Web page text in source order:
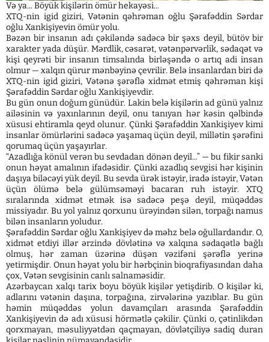
Və ya... Böyük kişilərin ömür hekayəsi...
XTQ-nin igid giziri, Vətənin qəhrəman oğlu Şərafəddin Sərdar
oğlu Xankişiyevin ömür yolu.
Bəzən bir insanın adı çəkiləndə sadəcə bir şəxs deyil, bütöv bir
xarakter yada düşür. Mərdlik, cəsarət, vətənpərvərlik, sədaqət və
kişi qeyrəti bir insanın timsalında birləşəndə o artıq adi insan
olmur — xalqın qürur mənbəyinə çevrilir. Belə insanlardan biri də
XTQ-nin igid giziri, Vətənə şərəflə xidmət etmiş qəhrəman kişi
Şərafəddin Sərdar oğlu Xankişiyevdir.
Bu gün onun doğum günüdür. Lakin belə kişilərin ad günü yalnız
ailəsinin və yaxınlarının deyil, onu tanıyan hər kəsin qəlbində
xüsusi ehtiramla qeyd olunur. Çünki Şərafəddin Xankişiyev kimi
insanlar ömürlərini sadəcə yaşamaq üçün deyil, millətin şərəfini
qorumaq üçün yaşayırlar.
“Azadlığa könül verən bu sevdadan dönən deyil...” — bu fikir sanki
onun həyat amalının ifadəsidir. Çünki azadlıq sevgisi hər kişinin
daşıya biləcəyi yük deyil. Bu sevda ürək istəyir, iradə istəyir, Vətən
üçün ölümə belə gülümsəməyi bacaran ruh istəyir. XTQ
sıralarında xidmət etmək isə sadəcə peşə deyil, müqəddəs
missiyadır. Bu yol yalnız qorxunu ürəyindən silən, torpağı namus
bilən insanların yoludur.
Şərafəddin Sərdar oğlu Xankişiyev də məhz belə oğullardandır. O,
xidmət etdiyi illər ərzində dövlətinə və xalqına sədaqətlə bağlı
olmuş, hər zaman üzərinə düşən vəzifəni şərəflə yerinə
yetirmişdir. Onun həyat yolu bir hərbçinin bioqrafiyasından daha
çox, Vətən sevgisinin canlı salnaməsidir.
Azərbaycan xalqı tarix boyu böyük kişilər yetişdirib. O kişilər ki,
adlarını vətənin daşına, torpağına, zirvələrinə yazıblar. Bu gün
həmin müqəddəs yolun davamçıları arasında Şərafəddin
Xankişiyevin də adı xüsusi hörmətlə çəkilir. Çünki o, çətinlikdən
qorxmayan, məsuliyyətdən qaçmayan, dövlətçiliyə sadiq duran